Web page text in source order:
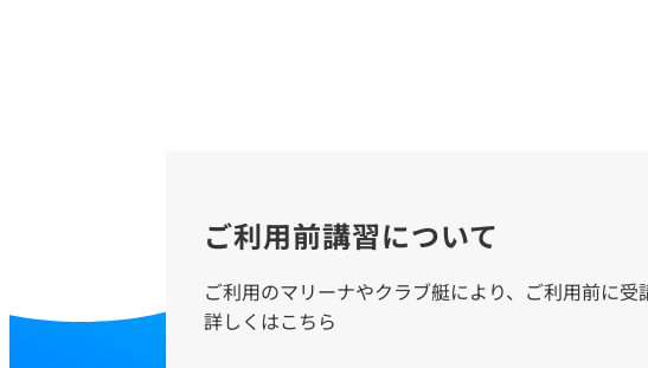
ご利用前講習について
ご利用のマリーナやクラブ艇により、ご利用前に
詳しくはこちら